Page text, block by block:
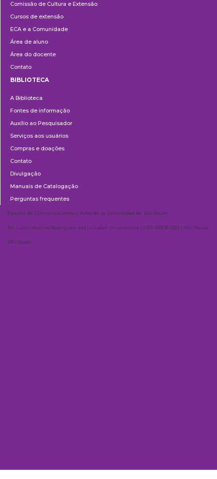
e
Extensão
Comissão de Cultura e Extensão
Cursos de extensão
ECA e a Comunidade
Área de aluno
Área do docente
Contato
BIBLIOTECA
A Biblioteca
Fontes de informação
Auxílio ao Pesquisador
Serviços aos usuários
Compras e doações
Contato
Divulgação
Manuais de Catalogação
Perguntas frequentes
Escuela de Comunicaciones y Artes de la Universidad de São Paulo
AV. Lúcio Martins Rodrigues, 443 | Ciudad Universitaria | CEP 05508-020 | São Paulo,
SP | Brasil